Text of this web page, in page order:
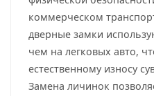
коммерческом
дверные замки
чем на легковых авто,
естественному износу
Замена личинок